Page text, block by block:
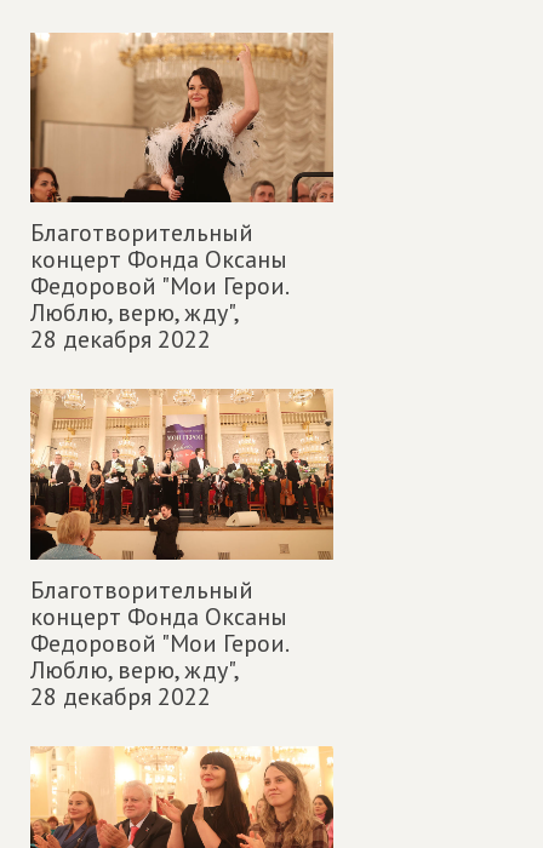
Благотворительный
концерт Фонда Оксаны
Федоровой "Мои Герои.
Люблю, верю, жду",
28 декабря 2022
Благотворительный
концерт Фонда Оксаны
Федоровой "Мои Герои.
Люблю, верю, жду",
28 декабря 2022